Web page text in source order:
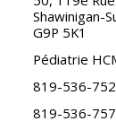
Shawinigan-
G9P 5K1
Pédiatrie
819-536-
819-536-